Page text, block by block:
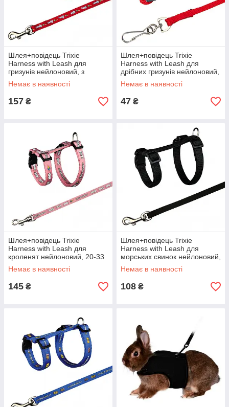
Шлея+повідець Trixie
Harness with Leash для
гризунів нейлоновий, з
малюнком, 25-44 см
Немає в наявності
157 ₴
Шлея+повідець Trixie
Harness with Leash для
дрібних гризунів нейлоновий,
12-25 см
Немає в наявності
47 ₴
Шлея+повідець Trixie
Harness with Leash для
кроленят нейлоновий, 20-33
см
Немає в наявності
145 ₴
Шлея+повідець Trixie
Harness with Leash для
морських свинок нейлоновий,
21-50 см
Немає в наявності
108 ₴